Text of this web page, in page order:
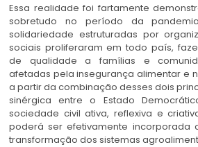
Essa realidade foi fartamente
sobretudo no período da
solidariedade estruturadas por
sociais proliferaram em todo país,
de qualidade a famílias e
afetadas pela insegurança alimentar e
a partir da combinação desses dois
sinérgica entre o Estado
sociedade civil ativa, reflexiva e
poderá ser efetivamente incorporada
transformação dos sistemas